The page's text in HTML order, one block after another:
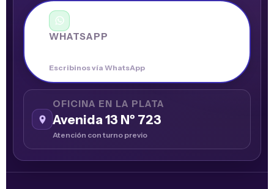
WHATSAPP
Escribinos vía WhatsApp
OFICINA EN LA PLATA
Avenida 13 Nº 723
Atención con turno previo